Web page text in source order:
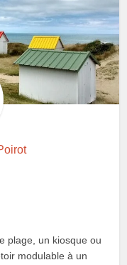
plage, un kiosque ou
modulable à un